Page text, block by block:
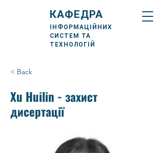
КАФЕДРА
ІНФОРМАЦІЙНИХ
СИСТЕМ ТА
ТЕХНОЛОГІЙ
< Back
Xu Huilin - захист
дисертації